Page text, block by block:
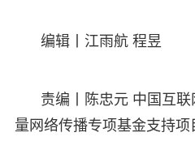
编辑丨江雨航 程昱
责编丨陈忠元 中国互
量网络传播专项基金支持项